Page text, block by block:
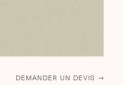
DEMANDER UN DEVIS